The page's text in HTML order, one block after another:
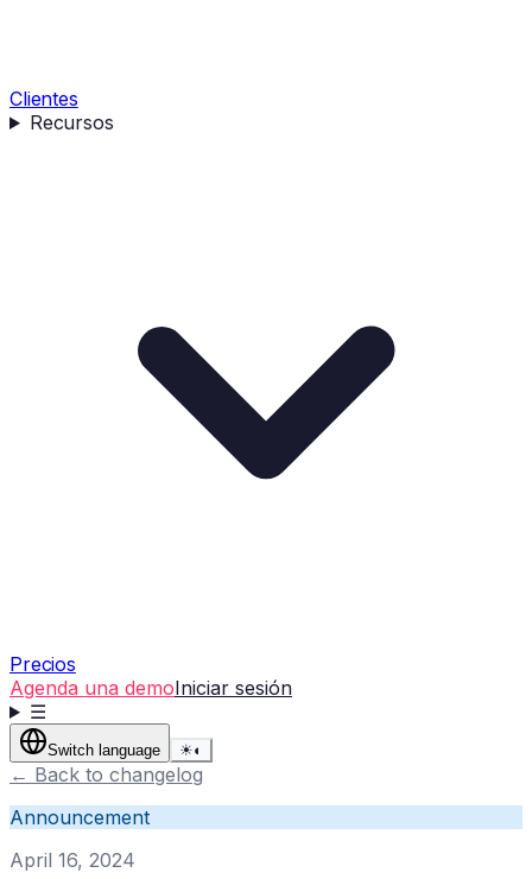
Clientes
Recursos
Precios
Agenda una demoIniciar sesión
☰
Switch language ☀◐
← Back to changelog
Announcement
April 16, 2024